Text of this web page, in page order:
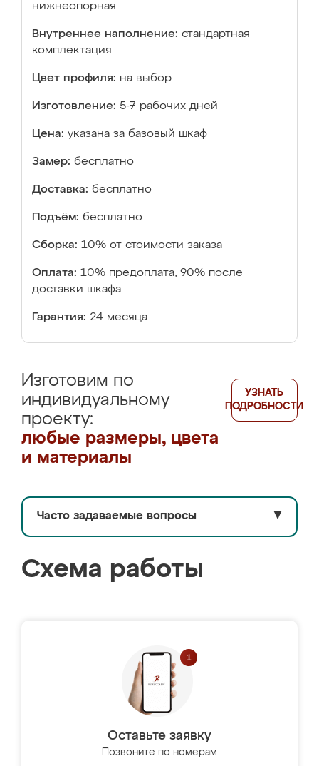
нижнеопорная
Внутреннее наполнение: стандартная
комплектация
Цвет профиля: на выбор
Изготовление: 5-7 рабочих дней
Цена: указана за базовый шкаф
Замер: бесплатно
Доставка: бесплатно
Подъём: бесплатно
Сборка: 10% от стоимости заказа
Оплата: 10% предоплата, 90% после
доставки шкафа
Гарантия: 24 месяца
Изготовим по
индивидуальному
проекту:
любые размеры, цвета
и материалы
УЗНАТЬ
ПОДРОБНОСТИ
Часто задаваемые вопросы ▼
Схема работы
Оставьте заявку
Позвоните по номерам